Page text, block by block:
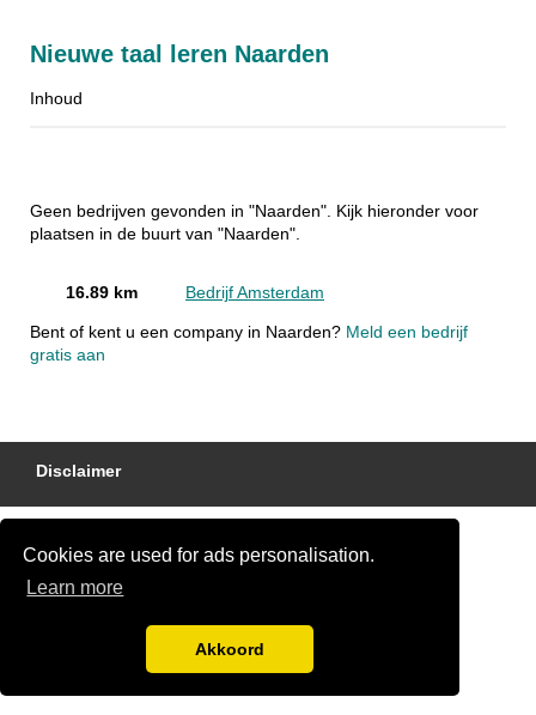
Cookies are used for ads personalisation.
Learn more
Akkoord
Nieuwe taal leren Naarden
Inhoud
Geen bedrijven gevonden in "Naarden". Kijk hieronder voor
plaatsen in de buurt van "Naarden".
16.89 km Bedrijf Amsterdam
Bent of kent u een company in Naarden? Meld een bedrijf
gratis aan
Disclaimer